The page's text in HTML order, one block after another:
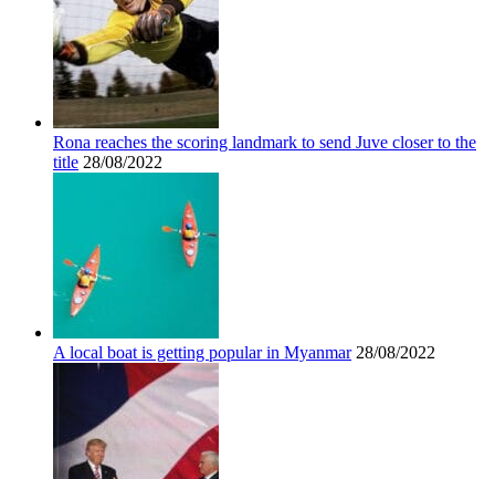
Rona reaches the scoring landmark to send Juve closer to the
title 28/08/2022
A local boat is getting popular in Myanmar 28/08/2022